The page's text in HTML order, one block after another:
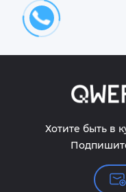
Хотите быть в